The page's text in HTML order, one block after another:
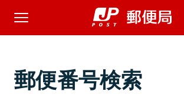
郵便番号検索